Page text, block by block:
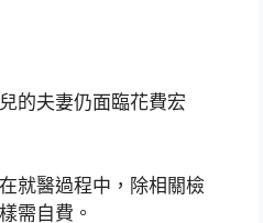
的夫妻仍面臨花費宏
就醫過程中，除相關檢
需自費。